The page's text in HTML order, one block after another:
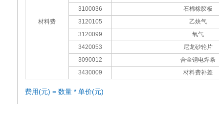
材料费
3100036
石棉橡胶板
3120105
乙炔气
3120099
氧气
3420053
尼龙砂轮片
3090012
合金钢电焊条
3430009
材料费补差
费用(元) = 数量 * 单价(元)